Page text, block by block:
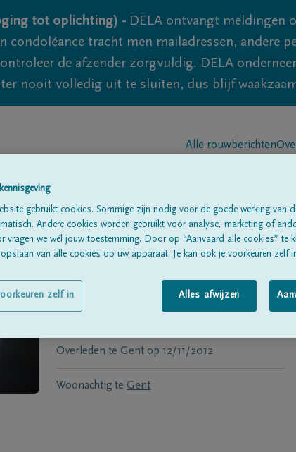
tot oplichting) - DELA ontvangt meldingen
condoléance tracht men mailadressen, andere
de afzender zorgvuldig. DELA
nooit volledig uit te sluiten, dus blijf
Alle rouwberichten
Overleden te Gent op 12/11/2012
Woonachtig te Gent
gebruikt cookies. Sommige zijn nodig voor de goede werking van
Andere cookies worden gebruikt voor analyse, marketing of
vragen we wél jouw toestemming. Door op “Aanvaard alle cookies” te
van alle cookies op uw apparaat. Je kan ook je voorkeuren zelf
Alles afwijzen
zelf in